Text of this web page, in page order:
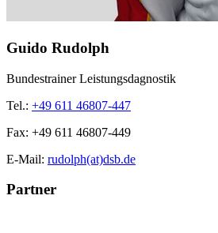
Guido Rudolph
Bundestrainer Leistungsdagnostik
Tel.: +49 611 46807-447
Fax: +49 611 46807-449
E-Mail: rudolph(at)dsb.de
Partner